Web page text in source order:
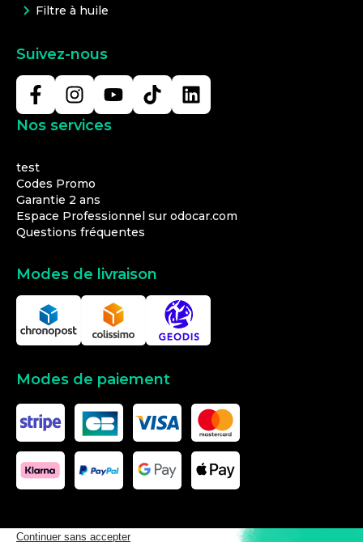
Filtre à huile
Suivez-nous
Nos services
test
Codes Promo
Garantie 2 ans
Espace Professionnel sur odocar.com
Questions fréquentes
Modes de livraison
Modes de paiement